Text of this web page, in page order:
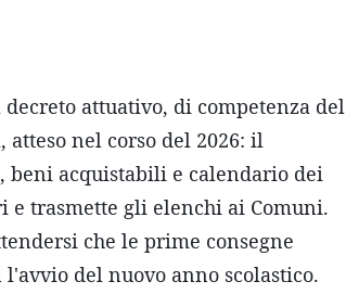
attuativo, di competenza del
nel corso del 2026: il
acquistabili e calendario dei
trasmette gli elenchi ai Comuni.
che le prime consegne
del nuovo anno scolastico.